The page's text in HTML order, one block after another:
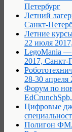
Петербург
Летний
Санкт-
Летние
22 июля
LegoMania —
2017, Санкт-
28-30 апреля
Форум по
Цифровые
Полигон ФМЛ